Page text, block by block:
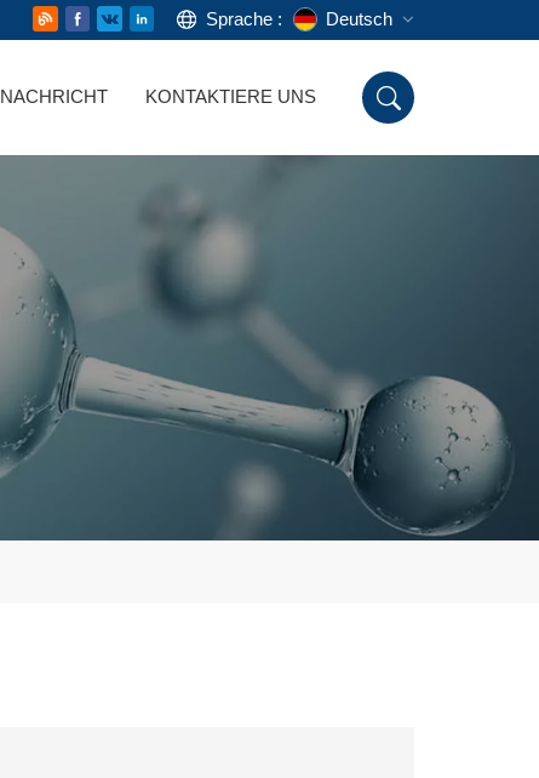
Sprache : Deutsch
NACHRICHT KONTAKTIERE UNS